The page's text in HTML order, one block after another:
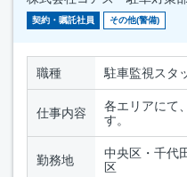
契約・嘱託社員 その他(警備)
職種 駐車監視スタ
仕事内容
各エリアにて
す。
勤務地
中央区・千代
区